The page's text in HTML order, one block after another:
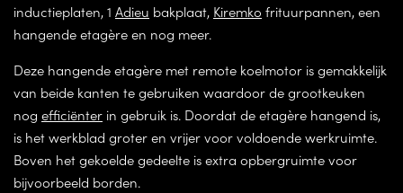
inductieplaten, 1 Adieu bakplaat, Kiremko frituurpannen, een
hangende etagère en nog meer.
Deze hangende etagère met remote koelmotor is gemakkelijk
van beide kanten te gebruiken waardoor de grootkeuken
nog efficiënter in gebruik is. Doordat de etagère hangend is,
is het werkblad groter en vrijer voor voldoende werkruimte.
Boven het gekoelde gedeelte is extra opbergruimte voor
bijvoorbeeld borden.